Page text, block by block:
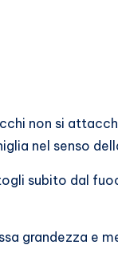
non si
nel senso
subito dal
grandezza e